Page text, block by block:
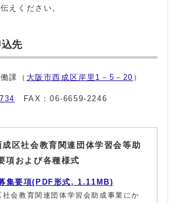
えください。
先
課（ 大阪市西成区岸里1－5－20 ）
FAX：06-6659-2246
成区社会教育関連団体学習会等助
項および各種様式
集要項(PDF形式, 1.11MB)
会教育関連団体学習会助成事業にか